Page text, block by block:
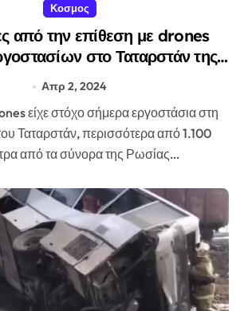
Κοσμος
από την επίθεση με drones
στο Ταταρστάν της
Ρωσίας
Απρ 2, 2024
Ταταρστάν, περισσότερα από 1.100
από τα σύνορα της Ρωσίας…